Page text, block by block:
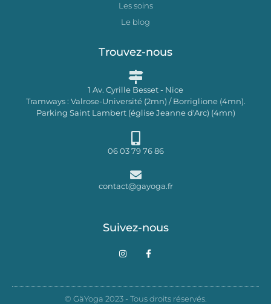
Les soins
Le blog
Trouvez-nous
1 Av. Cyrille Besset - Nice
Tramways : Valrose-Université (2mn) / Borriglione (4mn).
Parking Saint Lambert (église Jeanne d'Arc) (4mn)
06 03 79 76 86
contact@gayoga.fr
Suivez-nous
I
n
r
F
a
o
© GäYoga 2023 - Tous droits réservés.